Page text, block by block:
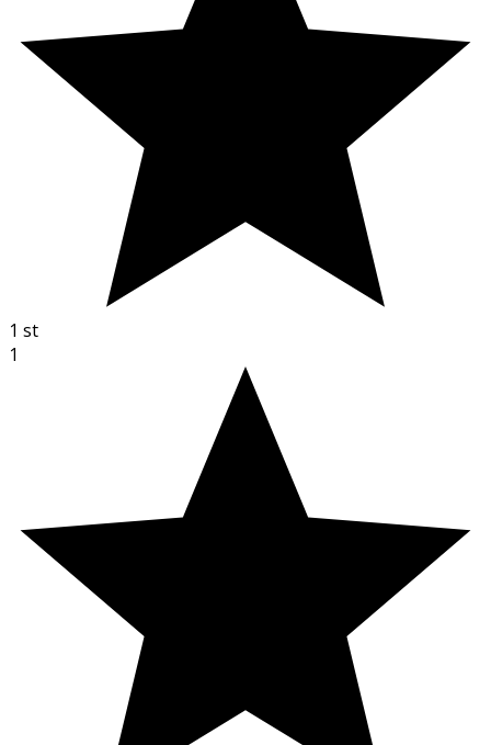
1 st
1